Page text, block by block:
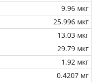
9.96 мкг
25.996 мкг
13.03 мкг
29.79 мкг
1.92 мкг
0.4207 мг